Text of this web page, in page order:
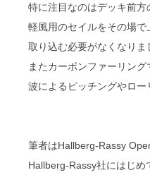
特に注目なのはデッキ前
軽風用のセイルをその場
取り込む必要がなくなりま
またカーボンファーリン
波によるピッチングやロー
筆者はHallberg-Rassy
Hallberg-Rassy社にはじめ